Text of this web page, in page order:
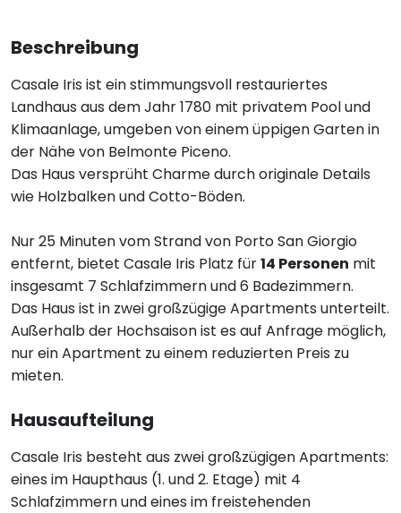
Beschreibung
Casale Iris ist ein stimmungsvoll restauriertes
Landhaus aus dem Jahr 1780 mit privatem Pool und
Klimaanlage, umgeben von einem üppigen Garten in
der Nähe von Belmonte Piceno.
Das Haus versprüht Charme durch originale Details
wie Holzbalken und Cotto-Böden.
Nur 25 Minuten vom Strand von Porto San Giorgio
entfernt, bietet Casale Iris Platz für14 Personen mit
insgesamt 7 Schlafzimmern und 6 Badezimmern.
Das Haus ist in zwei großzügige Apartments unterteilt.
Außerhalb der Hochsaison ist es auf Anfrage möglich,
nur ein Apartment zu einem reduzierten Preis zu
mieten.
Hausaufteilung
Casale Iris besteht aus zwei großzügigen Apartments:
eines im Haupthaus (1. und 2. Etage) mit 4
Schlafzimmern und eines im freistehenden